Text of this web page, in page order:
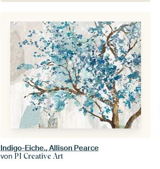
Indigo-Eiche., Allison Pearce
vonPI Creative Art